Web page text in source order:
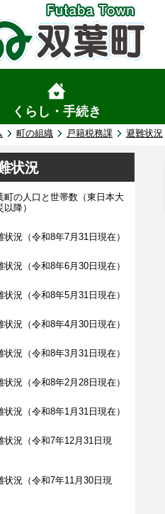
くらし・手続き
町の組織 戸籍税務課 避難状況
状況
町の人口と世帯数（東日本大
以降）
状況（令和8年7月31日現在）
状況（令和8年6月30日現在）
状況（令和8年5月31日現在）
状況（令和8年4月30日現在）
状況（令和8年3月31日現在）
状況（令和8年2月28日現在）
状況（令和8年1月31日現在）
状況（令和7年12月31日現
状況（令和7年11月30日現